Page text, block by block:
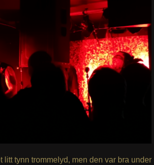
litt tynn trommelyd, men den var bra under